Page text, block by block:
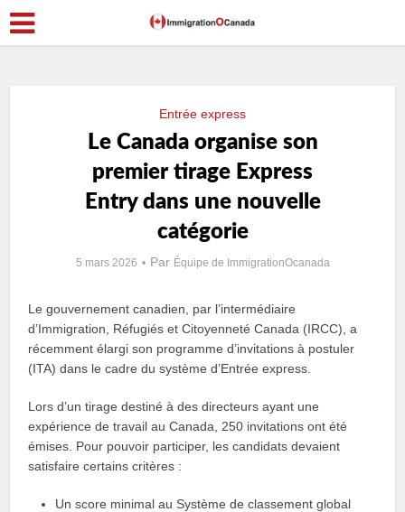
Entrée express
Le Canada organise son
premier tirage Express
Entry dans une nouvelle
catégorie
5 mars 2026 Par Équipe de ImmigrationOcanada
Le gouvernement canadien, par l’intermédiaire
d’Immigration, Réfugiés et Citoyenneté Canada (IRCC), a
récemment élargi son programme d’invitations à postuler
(ITA) dans le cadre du système d’Entrée express.
Lors d’un tirage destiné à des directeurs ayant une
expérience de travail au Canada, 250 invitations ont été
émises. Pour pouvoir participer, les candidats devaient
satisfaire certains critères :
Un score minimal au Système de classement global